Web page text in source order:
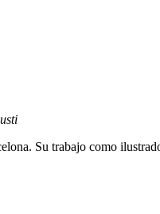
Su trabajo como